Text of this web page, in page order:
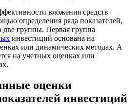
вложения средств
определения ряда показателей,
группы. Первая группа
инвестиций основана на
или динамических методах. А
на учетных оценках или
оценки
инвестиций